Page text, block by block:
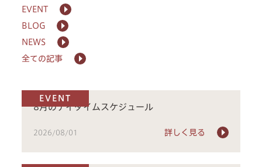
EVENT
BLOG
NEWS
全ての記事
EVENT
8月のデイタイムスケジュール
2026/08/01 詳しく見る